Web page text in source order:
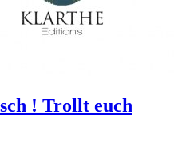
! Trollt euch